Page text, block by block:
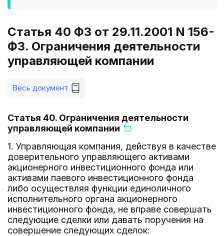
Статья 40 ФЗ от 29.11.2001 N 156-
ФЗ. Ограничения деятельности
управляющей компании
Весь документ
Статья 40. Ограничения деятельности
управляющей компании
1. Управляющая компания, действуя в качестве
доверительного управляющего активами
акционерного инвестиционного фонда или
активами паевого инвестиционного фонда
либо осуществляя функции единоличного
исполнительного органа акционерного
инвестиционного фонда, не вправе совершать
следующие сделки или давать поручения на
совершение следующих сделок: